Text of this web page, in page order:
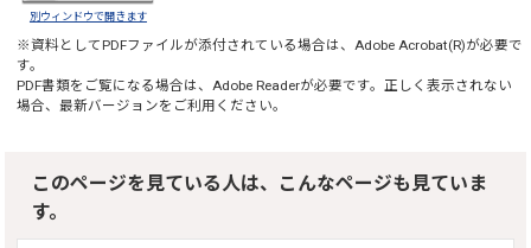
別ウィンドウで開きます
※資料としてPDFファイルが添付されている場合は、Adobe Acrobat(R)が必要で
す。
PDF書類をご覧になる場合は、Adobe Readerが必要です。正しく表示されない
場合、最新バージョンをご利用ください。
このページを見ている人は、こんなページも見ていま
す。